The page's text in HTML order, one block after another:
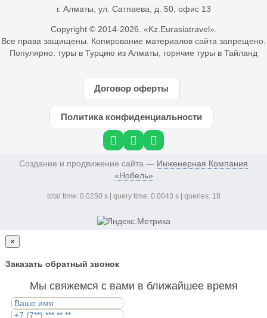
г. Алматы, ул. Сатпаева, д. 50, офис 13
Copyright © 2014-2026. «Kz.Eurasiatravel».
Все права защищены. Копирование материалов сайта запрещено.
Популярно: туры в Турцию из Алматы горячие туры в Тайланд
Договор оферты
Политика конфиденциальности
Создание и продвижение сайта — Инженерная Компания
«Нобель»
total time: 0.0250 s | query time: 0.0043 s | queries: 18
×
Заказать обратный звонок
Мы свяжемся с вами в ближайшее время